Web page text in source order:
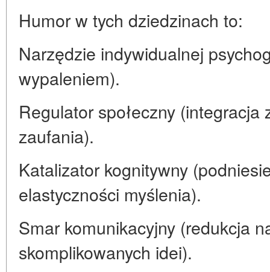
Humor w tych dziedzinach to:
Narzędzie indywidualnej
wypaleniem).
Regulator społeczny (integracja
zaufania).
Katalizator kognitywny
elastyczności myślenia).
Smar komunikacyjny (redukcja
skomplikowanych idei).